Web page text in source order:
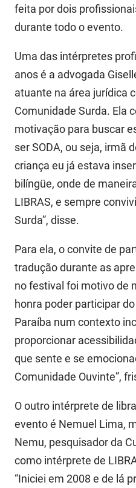
Segurança e Defesa Social
Turismo e Desenvolvimento Econômico
IPHAEP
JUCEP
LOTEP
Ouvidoria Geral do Estado
PBTUR
Projeto Cooperar
PROCASE
Polícia Civil
feita por dois
durante todo o evento.
Uma das intérpretes
anos é a advogada
atuante na área jurídica
Comunidade Surda. Ela
motivação para buscar
ser SODA, ou seja, irmã
criança eu já estava
bilíngüe, onde de
LIBRAS, e sempre
Surda”, disse.
Para ela, o convite de
tradução durante as
no festival foi motivo de
honra poder participar
Paraíba num contexto
proporcionar
que sente e se
Comunidade Ouvinte”,
O outro intérprete de
evento é Nemuel Lima,
Nemu, pesquisador da
como intérprete de
“Iniciei em 2008 e de lá